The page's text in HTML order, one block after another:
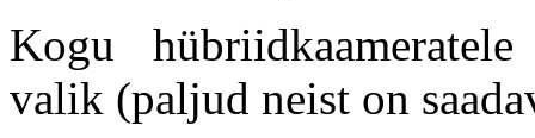
Kogu
valik (paljud neist on